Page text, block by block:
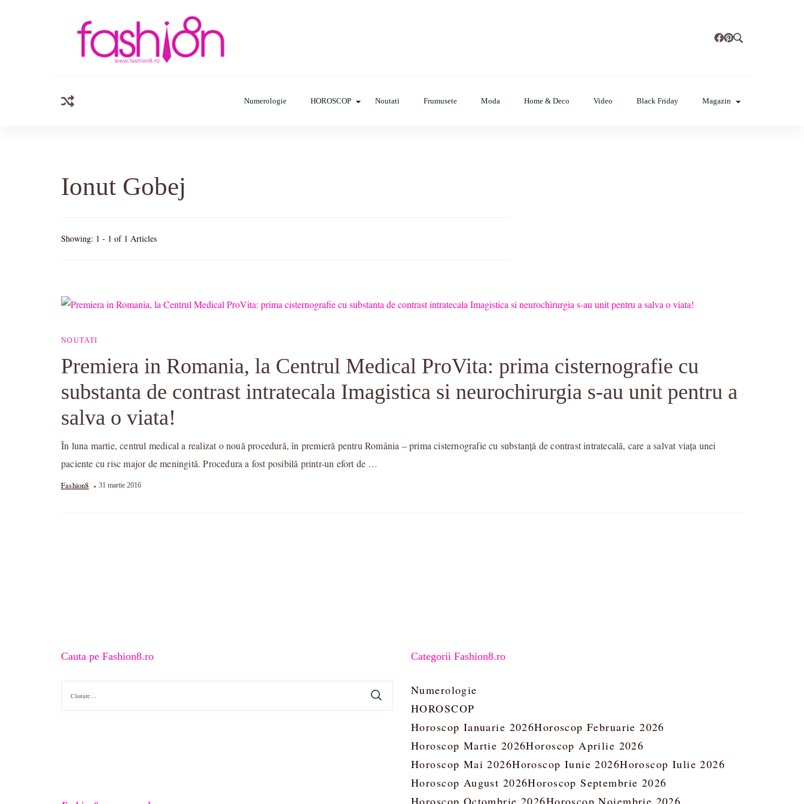
Numerologie HOROSCOP Noutati Frumusete Moda Home & Deco Video Black Friday Magazin
Ionut Gobej
Showing: 1 - 1 of 1 Articles
NOUTATI
Premiera in Romania, la Centrul Medical ProVita: prima cisternografie cu
substanta de contrast intratecala Imagistica si neurochirurgia s-au unit pentru a
salva o viata!
În luna martie, centrul medical a realizat o nouă procedură, în premieră pentru România – prima cisternografie cu substanță de contrast intratecală, care a salvat viața unei
paciente cu risc major de meningită. Procedura a fost posibilă printr-un efort de …
Fashion8 31 martie 2016
Cauta pe Fashion8.ro
Caută
după:
Categorii Fashion8.ro
Numerologie
HOROSCOP
Horoscop Ianuarie 2026Horoscop Februarie 2026
Horoscop Martie 2026Horoscop Aprilie 2026
Horoscop Mai 2026Horoscop Iunie 2026Horoscop Iulie 2026
Horoscop August 2026Horoscop Septembrie 2026
Horoscop Octombrie 2026Horoscop Noiembrie 2026